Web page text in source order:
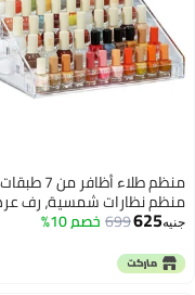
منظم طلاء أظافر من 7
منظم نظارات شمسية، رف
أكريليك، مكان لتخزين
التركيب بدون أدوات
جنيه625
699 خصم 10%